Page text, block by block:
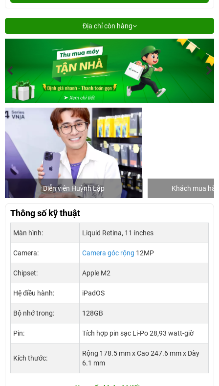
Địa chỉ còn hàng
Diễn viên Huỳnh Lập Khách mua
Thông số kỹ thuật
Màn hình: Liquid Retina, 11 inches
Camera: Camera góc rộng 12MP
Chipset: Apple M2
Hệ điều hành: iPadOS
Bộ nhớ trong: 128GB
Pin: Tích hợp pin sạc Li-Po 28,93 watt‑giờ
Kích thước:
Rộng 178.5 mm x Cao 247.6 mm x Dày
6.1 mm